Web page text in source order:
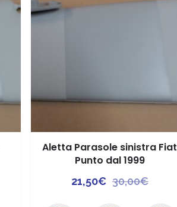
Aletta Parasole sinistra Fiat
Punto dal 1999
30,00€Il
21,50€
Il